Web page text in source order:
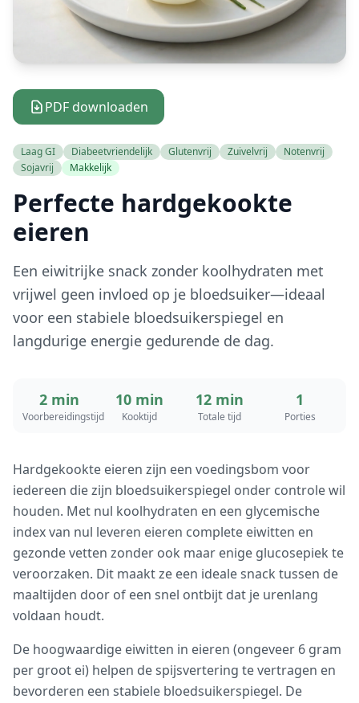
PDF downloaden
Laag GI Diabeetvriendelijk Glutenvrij Zuivelvrij
Notenvrij
Sojavrij
Makkelijk
Perfecte hardgekookte
eieren
Een eiwitrijke snack zonder koolhydraten met
vrijwel geen invloed op je bloedsuiker—ideaal
voor een stabiele bloedsuikerspiegel en
langdurige energie gedurende de dag.
2 min
Voorbereidingstijd
10 min
Kooktijd
12 min
Totale tijd
1
Porties
Hardgekookte eieren zijn een voedingsbom voor
iedereen die zijn bloedsuikerspiegel onder controle wil
houden. Met nul koolhydraten en een glycemische
index van nul leveren eieren complete eiwitten en
gezonde vetten zonder ook maar enige glucosepiek te
veroorzaken. Dit maakt ze een ideale snack tussen de
maaltijden door of een snel ontbijt dat je urenlang
voldaan houdt.
De hoogwaardige eiwitten in eieren (ongeveer 6 gram
per groot ei) helpen de spijsvertering te vertragen en
bevorderen een stabiele bloedsuikerspiegel. De